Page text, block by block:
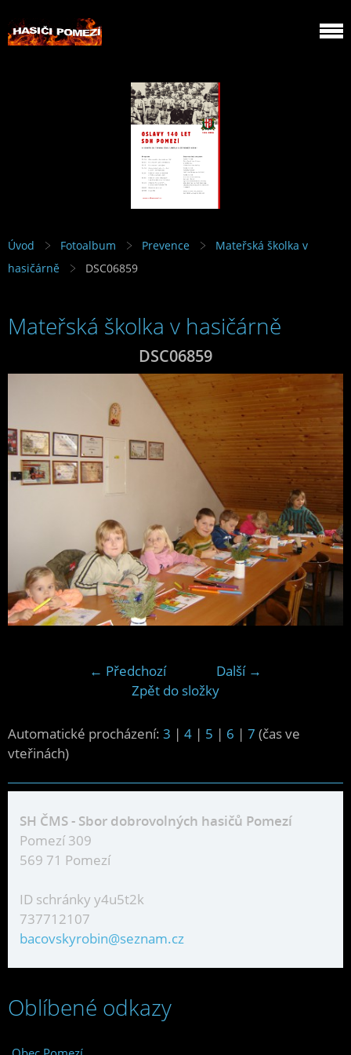
Úvod Fotoalbum Prevence
Mateřská školka v
hasičárně
DSC06859
Mateřská školka v hasičárně
DSC06859
← Předchozí
Další →
Zpět do složky
Automatické procházení: 3 | 4 | 5 | 6 | 7 (čas ve
vteřinách)
SH ČMS - Sbor dobrovolných hasičů Pomezí
Pomezí 309
569 71 Pomezí
ID schránky y4u5t2k
737712107
bacovskyrobin@seznam.cz
Oblíbené odkazy